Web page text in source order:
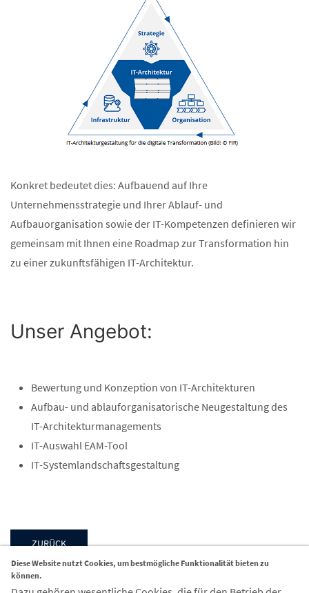
Konkret bedeutet dies: Aufbauend auf Ihre
Unternehmensstrategie und Ihrer Ablauf- und
Aufbauorganisation sowie der IT-Kompetenzen definieren wir
gemeinsam mit Ihnen eine Roadmap zur Transformation hin
zu einer zukunftsfähigen IT-Architektur.
Unser Angebot:
Bewertung und Konzeption von IT-Architekturen
Aufbau- und ablauforganisatorische Neugestaltung des
IT-Architekturmanagements
IT-Auswahl EAM-Tool
IT-Systemlandschaftsgestaltung
ZURÜCK
Diese Website nutzt Cookies, um bestmögliche Funktionalität bieten zu
können.